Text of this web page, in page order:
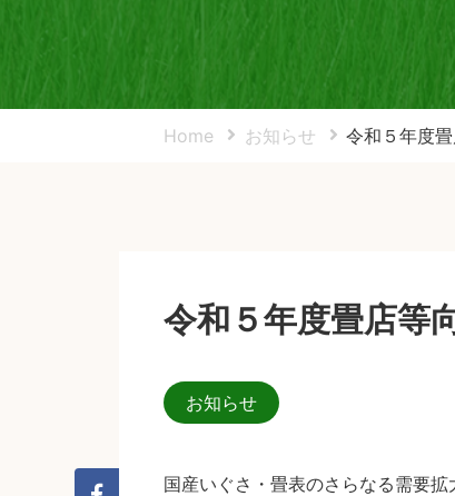
Home お知らせ 令和５年度
令和５年度畳店等
お知らせ
国産いぐさ・畳表のさらなる需要